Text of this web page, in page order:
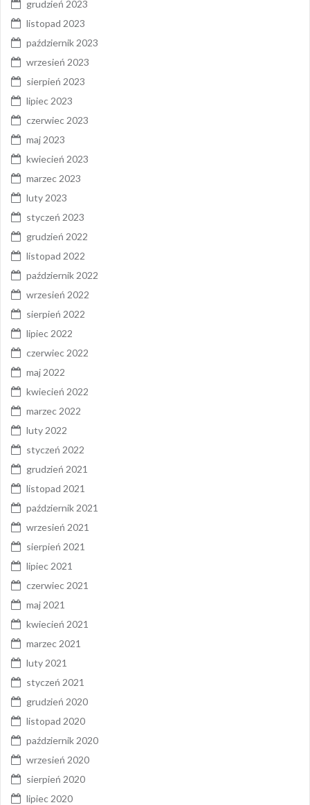
grudzień 2023
listopad 2023
październik 2023
wrzesień 2023
sierpień 2023
lipiec 2023
czerwiec 2023
maj 2023
kwiecień 2023
marzec 2023
luty 2023
styczeń 2023
grudzień 2022
listopad 2022
październik 2022
wrzesień 2022
sierpień 2022
lipiec 2022
czerwiec 2022
maj 2022
kwiecień 2022
marzec 2022
luty 2022
styczeń 2022
grudzień 2021
listopad 2021
październik 2021
wrzesień 2021
sierpień 2021
lipiec 2021
czerwiec 2021
maj 2021
kwiecień 2021
marzec 2021
luty 2021
styczeń 2021
grudzień 2020
listopad 2020
październik 2020
wrzesień 2020
sierpień 2020
lipiec 2020